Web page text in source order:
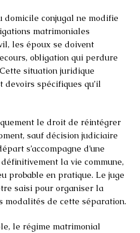
domicile conjugal ne modifie
matrimoniales
les époux se doivent
obligation qui perdure
situation juridique
spécifiques qu’il
le droit de réintégrer
sauf décision judiciaire
s’accompagne d’une
la vie commune,
probable en pratique. Le juge
saisi pour organiser la
modalités de cette séparation.
le régime matrimonial